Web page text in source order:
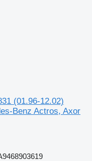
(01.96-12.02)
Benz Actros, Axor